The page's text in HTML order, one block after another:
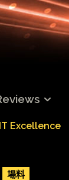
Excellence
場料